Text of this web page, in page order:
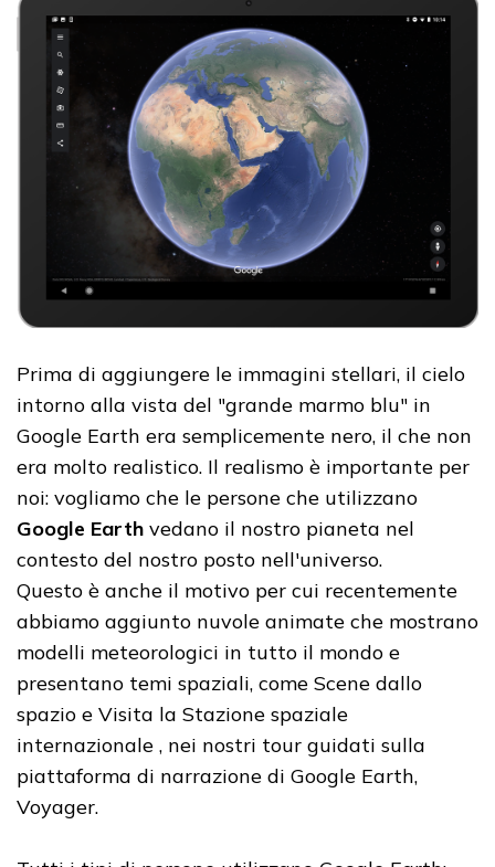
Prima di aggiungere le immagini stellari, il cielo
intorno alla vista del "grande marmo blu" in
Google Earth era semplicemente nero, il che non
era molto realistico. Il realismo è importante per
noi: vogliamo che le persone che utilizzano
Google Earth vedano il nostro pianeta nel
contesto del nostro posto nell'universo.
Questo è anche il motivo per cui recentemente
abbiamo aggiunto nuvole animate che mostrano
modelli meteorologici in tutto il mondo e
presentano temi spaziali, come Scene dallo
spazio e Visita la Stazione spaziale
internazionale , nei nostri tour guidati sulla
piattaforma di narrazione di Google Earth,
Voyager.